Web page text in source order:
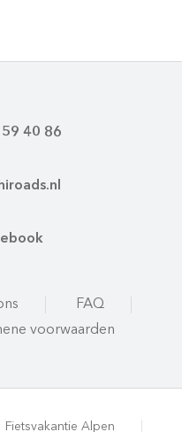
40 86
FAQ
voorwaarden
Fietsvakantie Alpen